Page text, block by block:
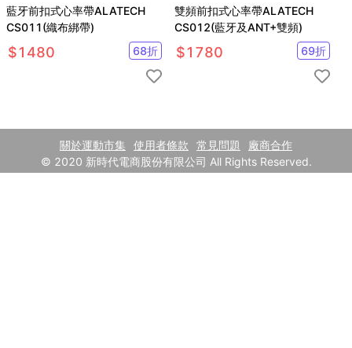
藍牙前扣式心率帶ALATECH
CS011(織布綁帶)
$1480 68折
雙頻前扣式心率帶ALATECH
CS012(藍牙及ANT+雙頻)
$1780 69折
關於運動市集 使用者條款 常見問題
廠商合作
© 2020 新時代電商股份有限公司 All Rights Reserved.